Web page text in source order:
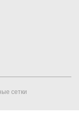
сетки